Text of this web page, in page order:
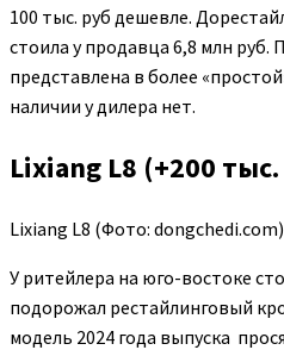
100 тыс. руб дешевле.
стоила у продавца 6,8 млн руб.
представлена в более
наличии у дилера нет.
Lixiang L8 (+200
Lixiang L8 (Фото: dongchedi.com)
У ритейлера на юго-востоке
подорожал рестайлинговый
модель 2024 года выпуска